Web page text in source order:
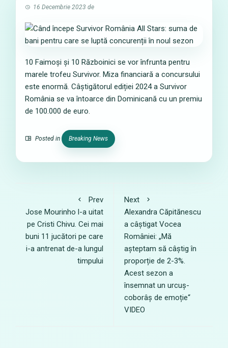
16 Decembrie 2023 de
10 Faimoși și 10 Războinici se vor înfrunta pentru
marele trofeu Survivor. Miza financiară a concursului
este enormă. Câștigătorul ediției 2024 a Survivor
România se va întoarce din Dominicană cu un premiu
de 100.000 de euro.
Posted in Breaking News
Prev
Jose Mourinho l-a uitat
pe Cristi Chivu. Cei mai
buni 11 jucători pe care
i-a antrenat de-a lungul
timpului
Next
Alexandra Căpitănescu
a câștigat Vocea
României: „Mă
așteptam să câștig în
proporție de 2-3%.
Acest sezon a
însemnat un urcuș-
coborâș de emoție“
VIDEO